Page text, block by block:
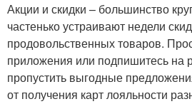
Акции и скидки – большинство
частенько устраивают недели
продовольственных товаров.
приложения или подпишитесь на
пропустить выгодные
от получения карт лояльности